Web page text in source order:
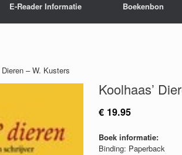
E-Reader Informatie Boekenbon
– W. Kusters
Koolhaas’
€ 19.95
Boek informatie:
Binding: Paperback